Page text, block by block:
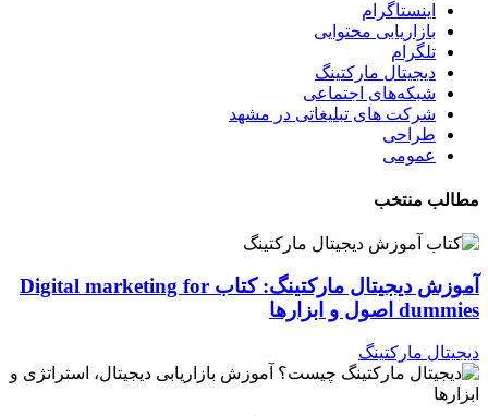
اینستاگرام
بازاریابی محتوایی
تلگرام
دیجیتال مارکتینگ
شبکه‌های اجتماعی
شرکت های تبلیغاتی در مشهد
طراحی
عمومی
مطالب منتخب
آموزش دیجیتال مارکتینگ: کتاب Digital marketing for
dummies اصول و ابزارها
دیجیتال مارکتینگ